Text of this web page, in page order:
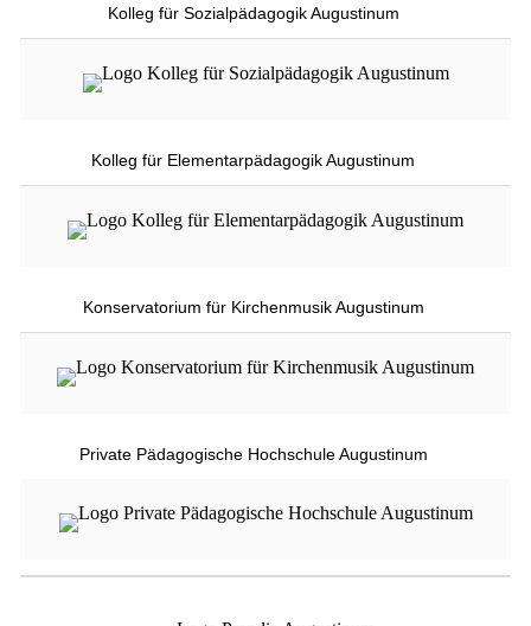
Kolleg für Sozialpädagogik Augustinum
Kolleg für Elementarpädagogik Augustinum
Konservatorium für Kirchenmusik Augustinum
Private Pädagogische Hochschule Augustinum